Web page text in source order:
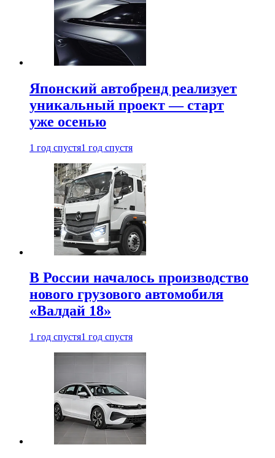
Японский автобренд реализует
уникальный проект — старт
уже осенью
1 год спустя1 год спустя
В России началось производство
нового грузового автомобиля
«Валдай 18»
1 год спустя1 год спустя